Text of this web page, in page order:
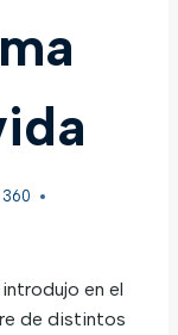
en el
de distintos